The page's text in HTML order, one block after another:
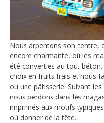
Nous arpentons son centre,
encore charmante, où les
été converties au tout
choix en fruits frais et nous
ou une pâtisserie. Suivant les
nous perdons dans les
imprimés aux motifs
où donner de la tête.